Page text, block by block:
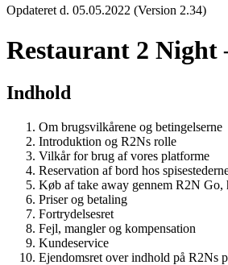
Opdateret d. 05.05.2022 (Version 2.34)
Restaurant 2 Night
Indhold
Om brugsvilkårene og betingelserne
Introduktion og R2Ns rolle
Vilkår for brug af vores platforme
Reservation af bord hos
Køb af take away gennem R2N Go,
Priser og betaling
Fortrydelsesret
Fejl, mangler og kompensation
Kundeservice
Ejendomsret over indhold på R2Ns